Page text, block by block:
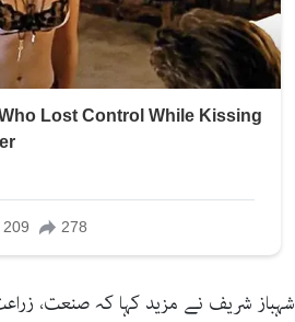
شہباز شریف نے مزید کہا کہ صنعت،